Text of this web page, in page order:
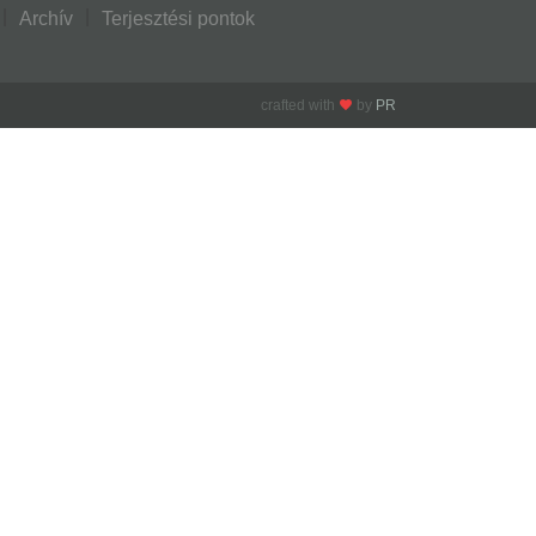
Archív Terjesztési pontok
crafted with by PR